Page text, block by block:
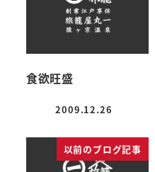
食欲旺盛
投稿日
2009.12.26
以前のブログ記事